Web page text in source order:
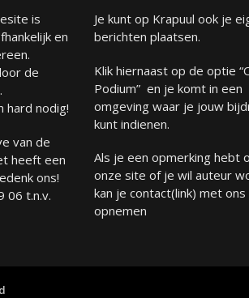
is
en
de
hard nodig!
van de
heeft een
ons!
06 t.n.v.
Je kunt op Krapuul ook je
berichten plaatsen.
Klik hiernaast op de optie
Podium” en je komt in een
omgeving waar je jouw
kunt indienen.
Als je een opmerking hebt
onze site of je wil auteur
kan je contact(link) met ons
opnemen